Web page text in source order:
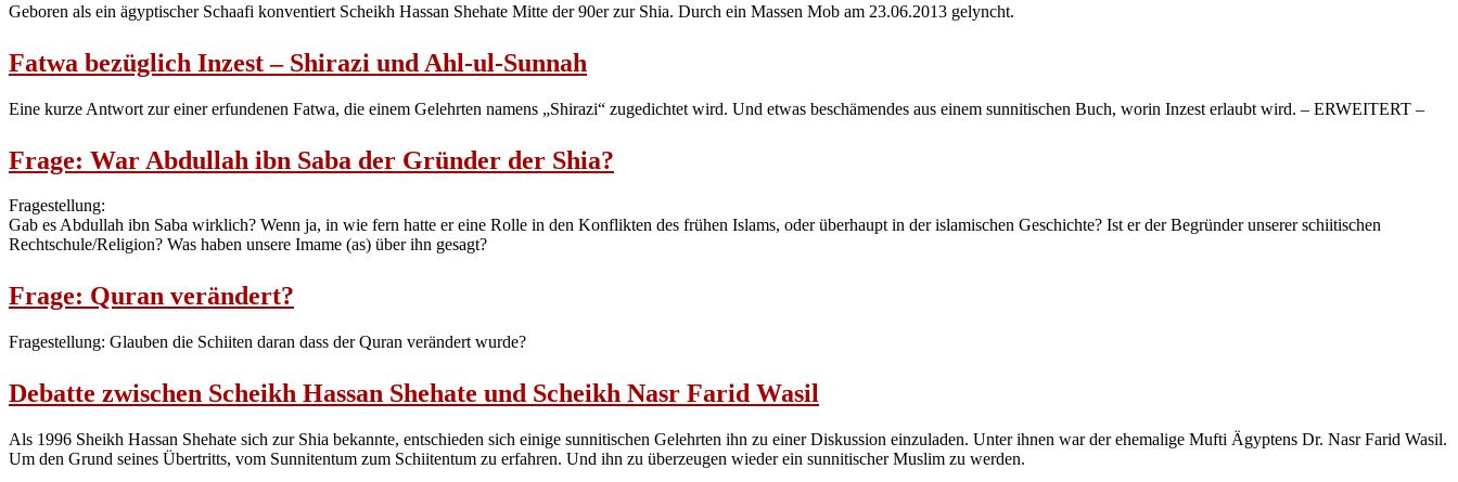
Geboren als ein ägyptischer Schaafi konventiert Scheikh Hassan Shehate Mitte der 90er zur Shia. Durch ein Massen Mob am 23.06.2013 gelyncht.
Fatwa bezüglich Inzest – Shirazi und Ahl-ul-Sunnah
Eine kurze Antwort zur einer erfundenen Fatwa, die einem Gelehrten namens „Shirazi“ zugedichtet wird. Und etwas beschämendes aus einem sunnitischen Buch, worin Inzest erlaubt wird. – ERWEITERT –
Frage: War Abdullah ibn Saba der Gründer der Shia?
Fragestellung:
Gab es Abdullah ibn Saba wirklich? Wenn ja, in wie fern hatte er eine Rolle in den Konflikten des frühen Islams, oder überhaupt in der islamischen Geschichte? Ist er der Begründer unserer schiitischen
Rechtschule/Religion? Was haben unsere Imame (as) über ihn gesagt?
Frage: Quran verändert?
Fragestellung: Glauben die Schiiten daran dass der Quran verändert wurde?
Debatte zwischen Scheikh Hassan Shehate und Scheikh Nasr Farid Wasil
Als 1996 Sheikh Hassan Shehate sich zur Shia bekannte, entschieden sich einige sunnitischen Gelehrten ihn zu einer Diskussion einzuladen. Unter ihnen war der ehemalige Mufti Ägyptens Dr. Nasr Farid Wasil.
Um den Grund seines Übertritts, vom Sunnitentum zum Schiitentum zu erfahren. Und ihn zu überzeugen wieder ein sunnitischer Muslim zu werden.